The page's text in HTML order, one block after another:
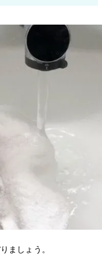
ましょう。